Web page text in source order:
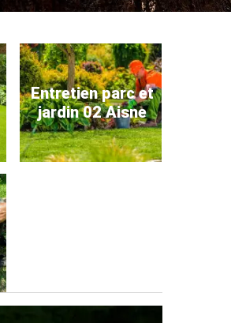
Entretien parc et
jardin 02 Aisne